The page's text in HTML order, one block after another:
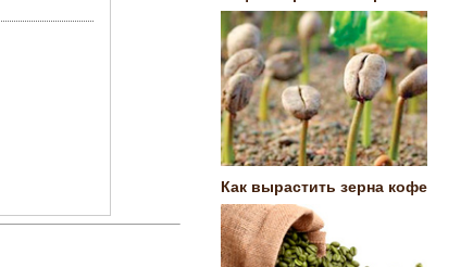
Как вырастить зерна кофе